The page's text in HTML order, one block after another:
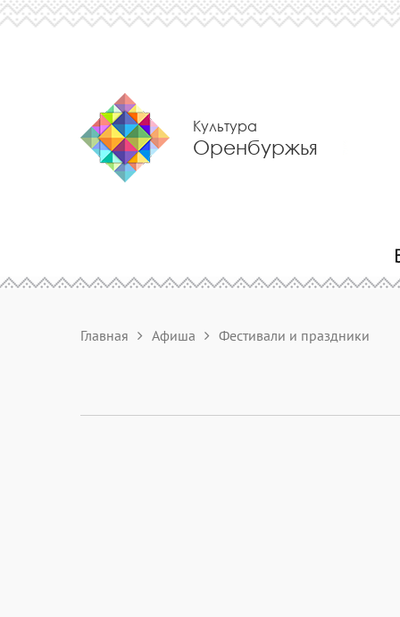
Культура
Оренбуржья
Главная Афиша Фестивали и праздники